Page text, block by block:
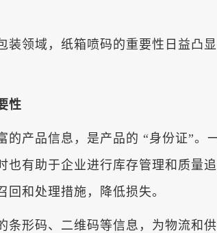
装领域，纸箱喷码的重要性日益凸
性
的产品信息，是产品的 “身份证”
也有助于企业进行库存管理和质量
回和处理措施，降低损失。
条形码、二维码等信息，为物流和